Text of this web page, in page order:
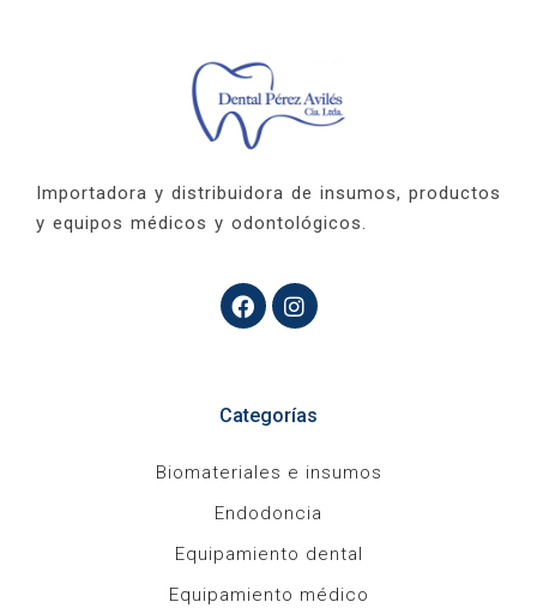
Importadora y distribuidora de insumos, productos
y equipos médicos y odontológicos.
Categorías
Biomateriales e insumos
Endodoncia
Equipamiento dental
Equipamiento médico